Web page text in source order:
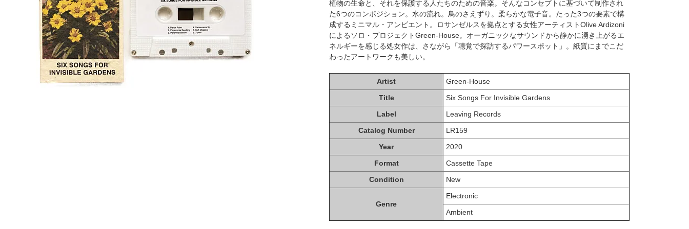
植物の生命と、それを保護する人たちのための音楽。そんなコンセプトに基づいて制作され
た6つのコンポジション。水の流れ。鳥のさえずり。柔らかな電子音。たった3つの要素で構
成するミニマル・アンビエント。ロサンゼルスを拠点とする女性アーティストOlive Ardizoni
によるソロ・プロジェクトGreen-House。オーガニックなサウンドから静かに湧き上がるエ
ネルギーを感じる処女作は、さながら「聴覚で探訪するパワースポット」。紙質にまでこだ
わったアートワークも美しい。
Artist
Green-House
Title
Six Songs For Invisible Gardens
Label
Leaving Records
Catalog Number
LR159
Year
2020
Format
Cassette Tape
Condition
New
Genre
Electronic
Ambient